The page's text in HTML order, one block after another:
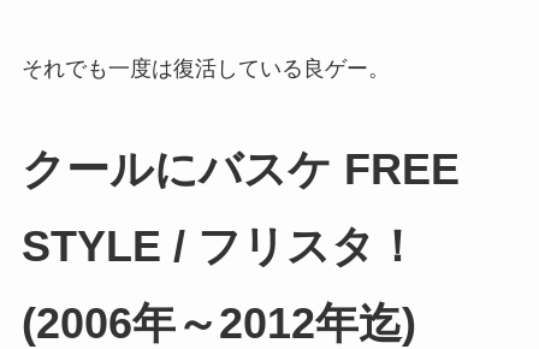
それでも一度は復活している良ゲー。
クールにバスケ FREE
STYLE / フリスタ！
(2006年～2012年迄)